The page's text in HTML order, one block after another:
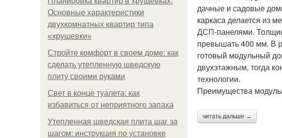
Основные характеристики
двухкомнатных квартир типа
«хрущевки»
Стройте комфорт в своем доме: как
сделать утепленную шведскую
плиту своими руками
Свет в конце туалета: как
избавиться от неприятного запаха
Утепленная шведская плита шаг за
шагом: инструкция по установке
дачные и садовые
каркаса делается из
ДСП-панелями.
превышать 400 мм. В
готовый модульный
двухэтажным, тогда
технологии.
Преимущества
читать дальше →